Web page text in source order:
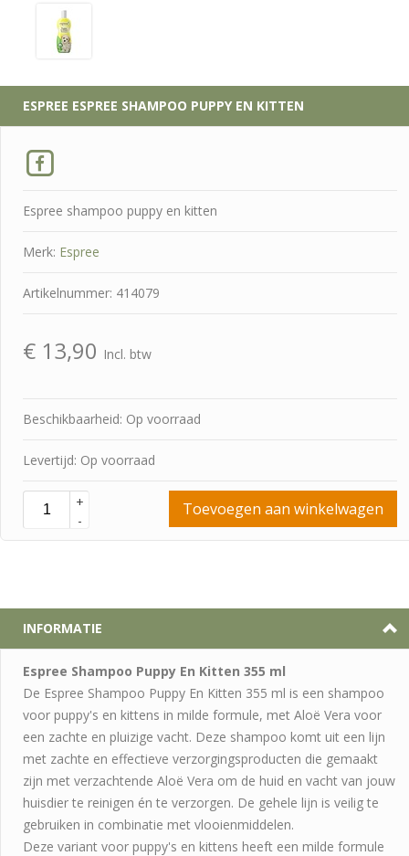
ESPREE ESPREE SHAMPOO PUPPY EN KITTEN
Espree shampoo puppy en kitten
Merk: Espree
Artikelnummer: 414079
€ 13,90 Incl. btw
Beschikbaarheid: Op voorraad
Levertijd: Op voorraad
+
-
Toevoegen aan winkelwagen
INFORMATIE
Espree Shampoo Puppy En Kitten 355 ml
De Espree Shampoo Puppy En Kitten 355 ml is een shampoo
voor puppy's en kittens in milde formule, met Aloë Vera voor
een zachte en pluizige vacht. Deze shampoo komt uit een lijn
met zachte en effectieve verzorgingsproducten die gemaakt
zijn met verzachtende Aloë Vera om de huid en vacht van jouw
huisdier te reinigen én te verzorgen. De gehele lijn is veilig te
gebruiken in combinatie met vlooienmiddelen.
Deze variant voor puppy's en kittens heeft een milde formule